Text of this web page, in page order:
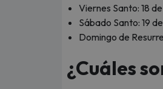
Viernes Santo: 18
Sábado Santo: 19
Domingo de
¿Cuáles